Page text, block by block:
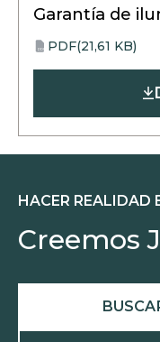
Garantía de
PDF PDF(21,61 KB)
opens
in
HACER REALIDAD
Creemos